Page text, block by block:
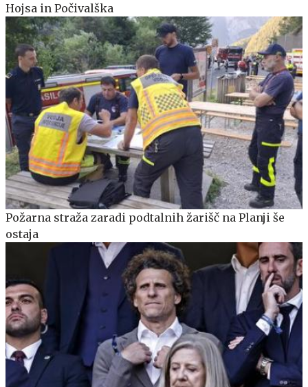
Hojsa in Počivalška
Požarna straža zaradi podtalnih žarišč na Planji še
ostaja